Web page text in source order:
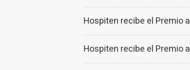
Hospiten recibe el Premio
Hospiten recibe el Premio